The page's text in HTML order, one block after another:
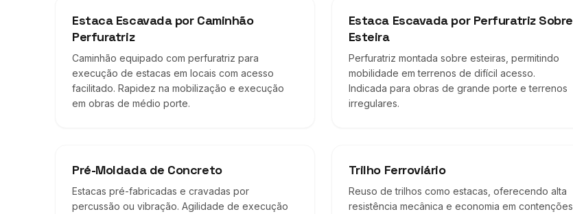
Estaca Escavada por Caminhão
Perfuratriz
Caminhão equipado com perfuratriz para
execução de estacas em locais com acesso
facilitado. Rapidez na mobilização e execução
em obras de médio porte.
Estaca Escavada por Perfuratriz Sobre
Esteira
Perfuratriz montada sobre esteiras, permitindo
mobilidade em terrenos de difícil acesso.
Indicada para obras de grande porte e terrenos
irregulares.
Pré-Moldada de Concreto
Estacas pré-fabricadas e cravadas por
percussão ou vibração. Agilidade de execução
Trilho Ferroviário
Reuso de trilhos como estacas, oferecendo alta
resistência mecânica e economia em contenções